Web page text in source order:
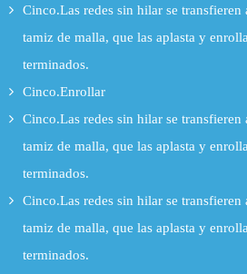
Cinco.Las redes sin hilar se transfieren
tamiz de malla, que las aplasta y
terminados.
Cinco.Enrollar
Cinco.Las redes sin hilar se transfieren
tamiz de malla, que las aplasta y
terminados.
Cinco.Las redes sin hilar se transfieren
tamiz de malla, que las aplasta y
terminados.